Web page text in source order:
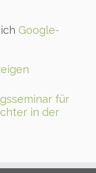
Google-
für
in der